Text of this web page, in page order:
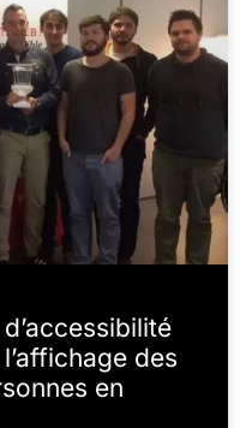
des
en